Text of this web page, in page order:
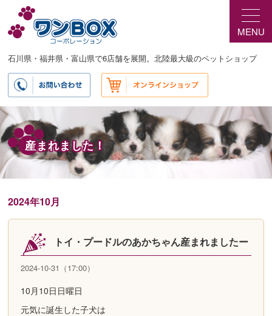
ン
ン
ツ
へ
移
動
コ
テ
へ
移
動
MENU
石川県・福井県・富山県で6店舗を展開。北陸最大級のペットショップ
産まれました！
2024年10月
トイ・プードルのあかちゃん産まれましたー
2024-10-31（17:00）
10月10日日曜日
元気に誕生した子犬は